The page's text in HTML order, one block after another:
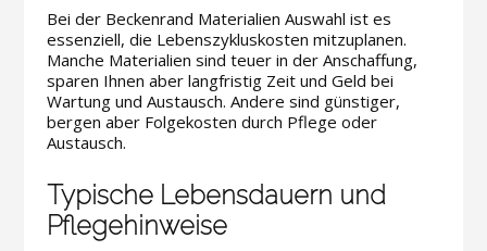
Bei der Beckenrand Materialien Auswahl ist es
essenziell, die Lebenszykluskosten mitzuplanen.
Manche Materialien sind teuer in der Anschaffung,
sparen Ihnen aber langfristig Zeit und Geld bei
Wartung und Austausch. Andere sind günstiger,
bergen aber Folgekosten durch Pflege oder
Austausch.
Typische Lebensdauern und
Pflegehinweise